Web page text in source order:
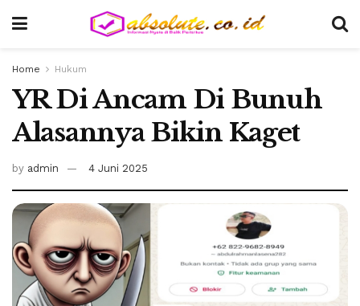
Home Hukum
YR Di Ancam Di Bunuh
Alasannya Bikin Kaget
by admin 4 Juni 2025